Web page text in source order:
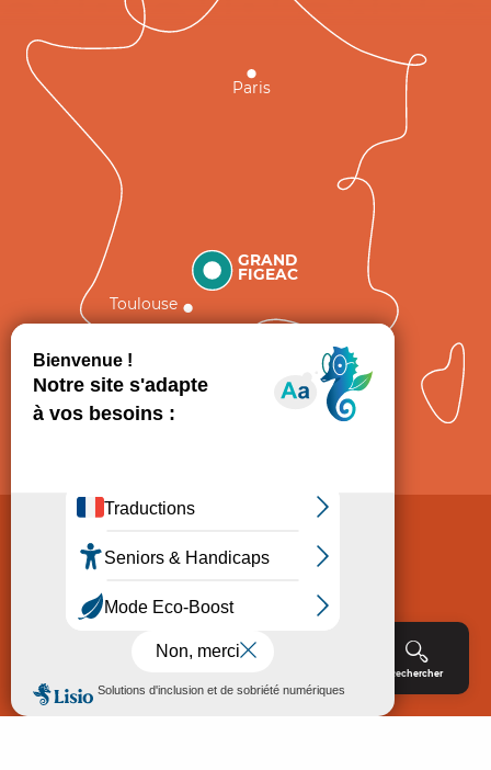
Rechercher
GRAND
FIGEAC
Toulouse
Paris
Politique de Protection des données
Consentement
Accessibilité : non conforme